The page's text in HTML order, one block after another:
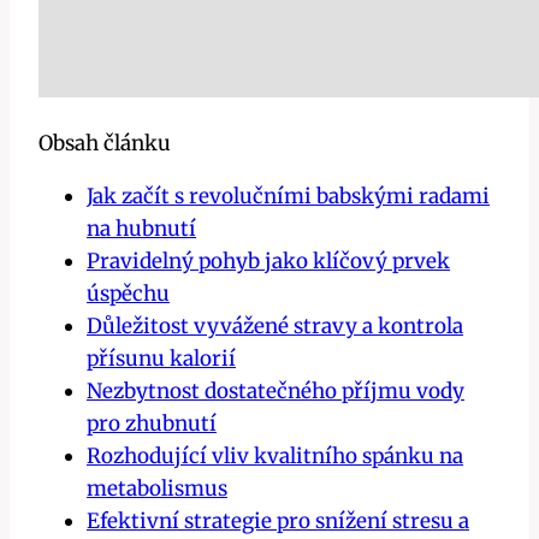
Obsah článku
Jak začít s revolučními babskými radami
na hubnutí
Pravidelný ​pohyb jako klíčový prvek
úspěchu
Důležitost vyvážené stravy a kontrola
přísunu kalorií
Nezbytnost ‍dostatečného příjmu ‌vody
pro zhubnutí
Rozhodující vliv kvalitního spánku na
metabolismus
Efektivní⁢ strategie pro⁢ snížení⁣ stresu a